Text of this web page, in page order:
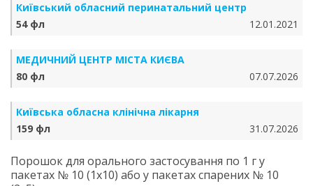
Київський обласний перинатальний центр
54 фл
12.01.2021
МЕДИЧНИЙ ЦЕНТР МІСТА КИЄВА
80 фл
07.07.2026
Київська обласна клінічна лікарня
159 фл
31.07.2026
Порошок для орального застосування по 1 г у
пакетах № 10 (1х10) або у пакетах спарених № 10